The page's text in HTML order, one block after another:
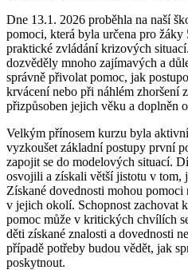
Dne 13.1. 2026 proběhla na naší
pomoci, která byla určena pro žáky
praktické zvládání krizových
dozvěděly mnoho zajímavých a
správně přivolat pomoc, jak
krvácení nebo při náhlém zhoršení
přizpůsoben jejich věku a doplněn
Velkým přínosem kurzu byla
vyzkoušet základní postupy první
zapojit se do modelových situací.
osvojili a získali větší jistotu v tom,
Získané dovednosti mohou
v jejich okolí. Schopnost zachovat
pomoc může v kritických chvílích
děti získané znalosti a dovednosti
případě potřeby budou vědět, jak
poskytnout.